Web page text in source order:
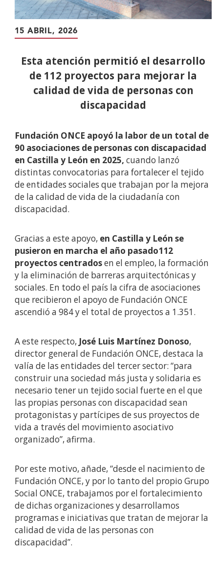
15 ABRIL, 2026
Esta atención permitió el desarrollo
de 112 proyectos para mejorar la
calidad de vida de personas con
discapacidad
Fundación ONCE apoyó la labor de un total de
90 asociaciones de personas con discapacidad
en Castilla y León en 2025, cuando lanzó
distintas convocatorias para fortalecer el tejido
de entidades sociales que trabajan por la mejora
de la calidad de vida de la ciudadanía con
discapacidad.
Gracias a este apoyo, en Castilla y León se
pusieron en marcha el año pasado112
proyectos centradosen el empleo, la formación
y la eliminación de barreras arquitectónicas y
sociales. En todo el país la cifra de asociaciones
que recibieron el apoyo de Fundación ONCE
ascendió a 984 y el total de proyectos a 1.351.
A este respecto, José Luis Martínez Donoso,
director general de Fundación ONCE, destaca la
valía de las entidades del tercer sector: “para
construir una sociedad más justa y solidaria es
necesario tener un tejido social fuerte en el que
las propias personas con discapacidad sean
protagonistas y partícipes de sus proyectos de
vida a través del movimiento asociativo
organizado”, afirma.
Por este motivo, añade, “desde el nacimiento de
Fundación ONCE, y por lo tanto del propio Grupo
Social ONCE, trabajamos por el fortalecimiento
de dichas organizaciones y desarrollamos
programas e iniciativas que tratan de mejorar la
calidad de vida de las personas con
discapacidad”.